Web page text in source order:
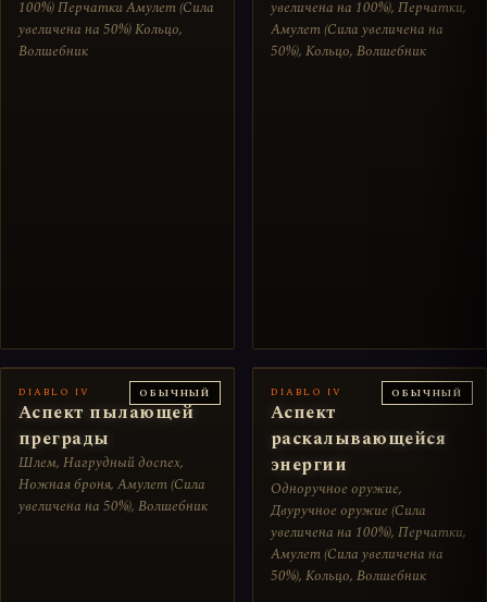
100%) Перчатки Амулет (Сила
увеличена на 50%) Кольцо,
Волшебник
увеличена на 100%), Перчатки,
Амулет (Сила увеличена на
50%), Кольцо, Волшебник
ОБЫЧНЫЙ
DIABLO IV
Аспект пылающей
преграды
Шлем, Нагрудный доспех,
Ножная броня, Амулет (Сила
увеличена на 50%), Волшебник
ОБЫЧНЫЙ
DIABLO IV
Аспект
раскалывающейся
энергии
Одноручное оружие,
Двуручное оружие (Сила
увеличена на 100%), Перчатки,
Амулет (Сила увеличена на
50%), Кольцо, Волшебник